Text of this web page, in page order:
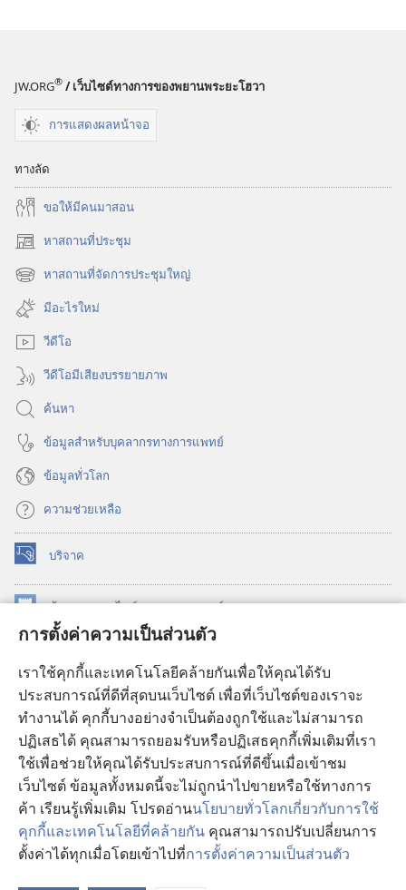
การตั้งค่าความเป็นส่วนตัว
เราใช้คุกกี้และเทคโนโลยีคล้ายกันเพื่อให้คุณได้รับ
ประสบการณ์ที่ดีที่สุดบนเว็บไซต์ เพื่อที่เว็บไซต์ของเราจะ
ทำงานได้ คุกกี้บางอย่างจำเป็นต้องถูกใช้และไม่สามารถ
ปฏิเสธได้ คุณสามารถยอมรับหรือปฏิเสธคุกกี้เพิ่มเติมที่เรา
ใช้เพื่อช่วยให้คุณได้รับประสบการณ์ที่ดีขึ้นเมื่อเข้าชม
เว็บไซต์ ข้อมูลทั้งหมดนี้จะไม่ถูกนำไปขายหรือใช้ทางการ
ค้า เรียนรู้เพิ่มเติม โปรดอ่านนโยบายทั่วโลกเกี่ยวกับการใช้
คุกกี้และเทคโนโลยีที่คล้ายกัน คุณสามารถปรับเปลี่ยนการ
ตั้งค่าได้ทุกเมื่อโดยเข้าไปที่การตั้งค่าความเป็นส่วนตัว
JW.ORG® / เว็บไซต์ทางการของพยานพระยะโฮวา
การแสดงผลหน้าจอ
ทางลัด
ขอ​ให้​มี​คน​มา​สอน
หาสถานที่ประชุม
(เปิด
หน้าต่าง
ใหม่)
หาสถานที่จัดการประชุมใหญ่
(เปิด
หน้าต่าง
ใหม่)
มีอะไรใหม่
วีดีโอ
วีดีโอมีเสียงบรรยายภาพ
ค้นหา
ข้อมูล​สำหรับ​บุคลากร​ทาง​การ​แพทย์
ข้อมูล​ทั่ว​โลก
ความช่วยเหลือ
บริจาค
(เปิด
หน้าต่าง
ใหม่) ห้องสมุดออนไลน์ของวอชเทาเวอร์
หน้าต่าง
®
หน้าต่าง
ใหม่) JW Library®
ห้องสมุดว็อชเทาเวอร์
Copyright© 2026 Watch Tower Bible and Tract Society of Pennsylvania.
เงื่อนไขการใช้งาน| นโยบายการคุ้มครองข้อมูลส่วนบุคคล |การตั้งค่า